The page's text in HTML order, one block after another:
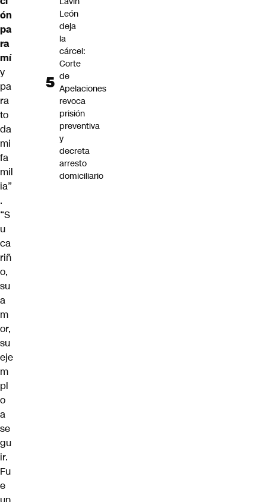
ón
pa
ra
mí
y
pa
ra
to
da
mi
fa
mil
ia”
.
“S
u
ca
riñ
o,
su
a
m
or,
su
eje
m
pl
o
a
se
gu
ir.
Fu
e
León
deja
la
cárcel:
Corte
de
Apelaciones
revoca
prisión
preventiva
y
decreta
arresto
domiciliario